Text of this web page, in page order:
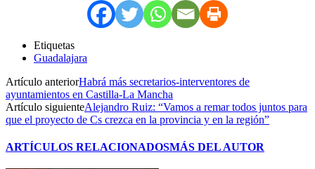
Etiquetas
Guadalajara
Artículo anteriorHabrá más secretarios-interventores de
ayuntamientos en Castilla-La Mancha
Artículo siguienteAlejandro Ruiz: “Vamos a remar todos juntos para
que el proyecto de Cs crezca en la provincia y en la región”
ARTÍCULOS RELACIONADOSMÁS DEL AUTOR